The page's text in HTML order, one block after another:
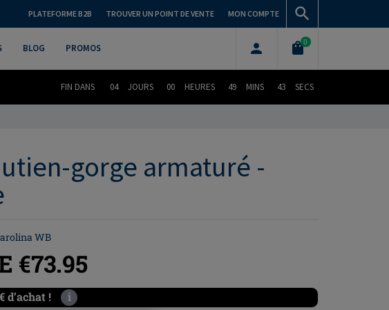
PLATEFORME B2B TROUVER UN POINT DE VENTE MON COMPTE
BLOG PROMOS
0
FIN DANS 04 JOURS 00 HEURES 49 MINS 41 SECS
gorge armaturé -
WB
€73.95
d’achat ! i